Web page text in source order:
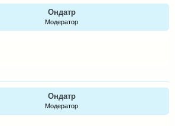
Ондатр
Модератор
Ондатр
Модератор